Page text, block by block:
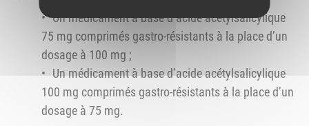
Un médicament à base d’acide acétylsalicylique
75 mg comprimés gastro-résistants à la place d’un
dosage à 100 mg ;
Un médicament à base d’acide acétylsalicylique
100 mg comprimés gastro-résistants à la place d’un
dosage à 75 mg.